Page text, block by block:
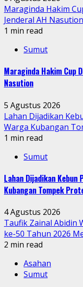
Maraginda Hakim
Jenderal AH Nasution
1 min read
Sumut
Maraginda Hakim Cup
Nasution
5 Agustus 2026
Lahan Dijadikan
Warga Kubangan
1 min read
Sumut
Lahan Dijadikan Kebun
Kubangan Tompek
4 Agustus 2026
Taufik Zainal Abidin
ke-50 Tahun 2026
2 min read
Asahan
Sumut